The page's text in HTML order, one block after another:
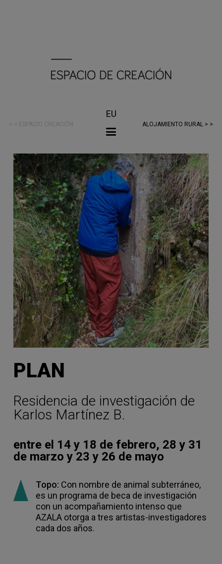
< < ESPACIO CREACIÓN
EU
ALOJAMIENTO RURAL > >
PLAN
Residencia de investigación de
Karlos Martínez B.
entre el 14 y 18 de febrero, 28 y 31
de marzo y 23 y 26 de mayo
Topo: Con nombre de animal subterráneo,
es un programa de beca de investigación
con un acompañamiento intenso que
AZALA otorga a tres artistas-investigadores
cada dos años.